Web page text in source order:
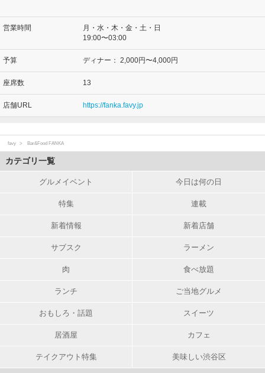
営業時間
月・水・木・金・土・日
19:00〜03:00
予算 ディナー： 2,000円〜4,000円
座席数 13
店舗URL https://fanka.favy.jp
favy Bar&Food FANKA
カテゴリ一覧
グルメイベント 今日は何の日
特集 連載
新着情報 新着店舗
サブスク ラーメン
肉 食べ放題
ランチ ご当地グルメ
おもしろ・話題 スイーツ
居酒屋 カフェ
テイクアウト特集 美味しい渋谷区